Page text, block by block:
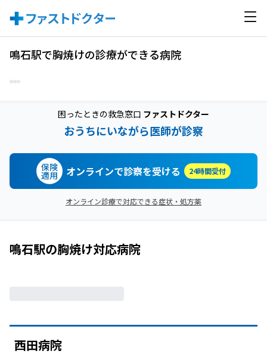
鳴石駅で胸焼けの診療ができる病院
困ったときの救急窓口 ファストドクター
おうちにいながら医師が診察
保険
適用 オンラインで診察を受ける 24時間受付
オンライン診療で対応できる症状・処方薬
鳴石駅の胸焼け対応病院
西田病院